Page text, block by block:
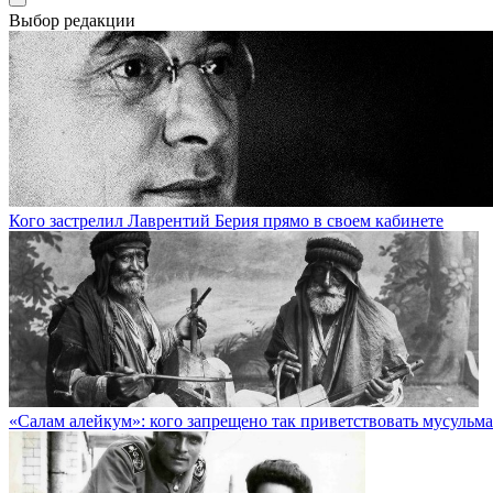
Выбор редакции
Кого застрелил Лаврентий Берия прямо в своем кабинете
«Салам алейкум»: кого запрещено так приветствовать